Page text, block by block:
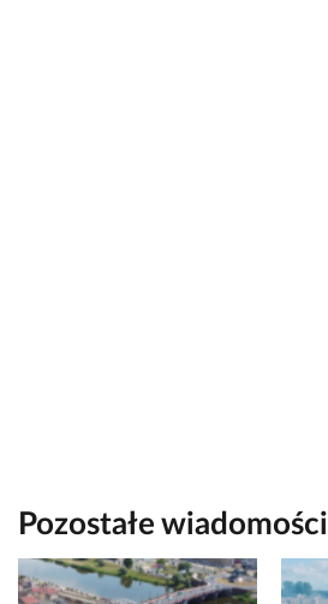
Pozostałe wiadomości